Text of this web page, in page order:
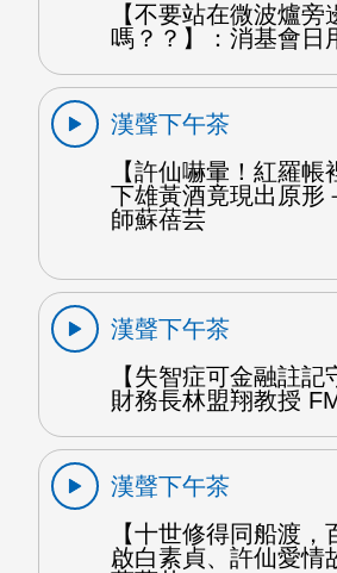
【不要站在微波爐
嗎？？】：消基會日
漢聲下午茶
【許仙嚇暈！紅羅
下雄黃酒竟現出原形
師蘇蓓芸
漢聲下午茶
【失智症可金融註
財務長林盟翔教授
漢聲下午茶
【十世修得同船渡
啟白素貞、許仙愛情